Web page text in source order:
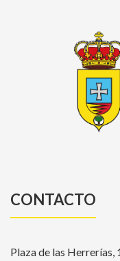
CONTACTO
Plaza de las